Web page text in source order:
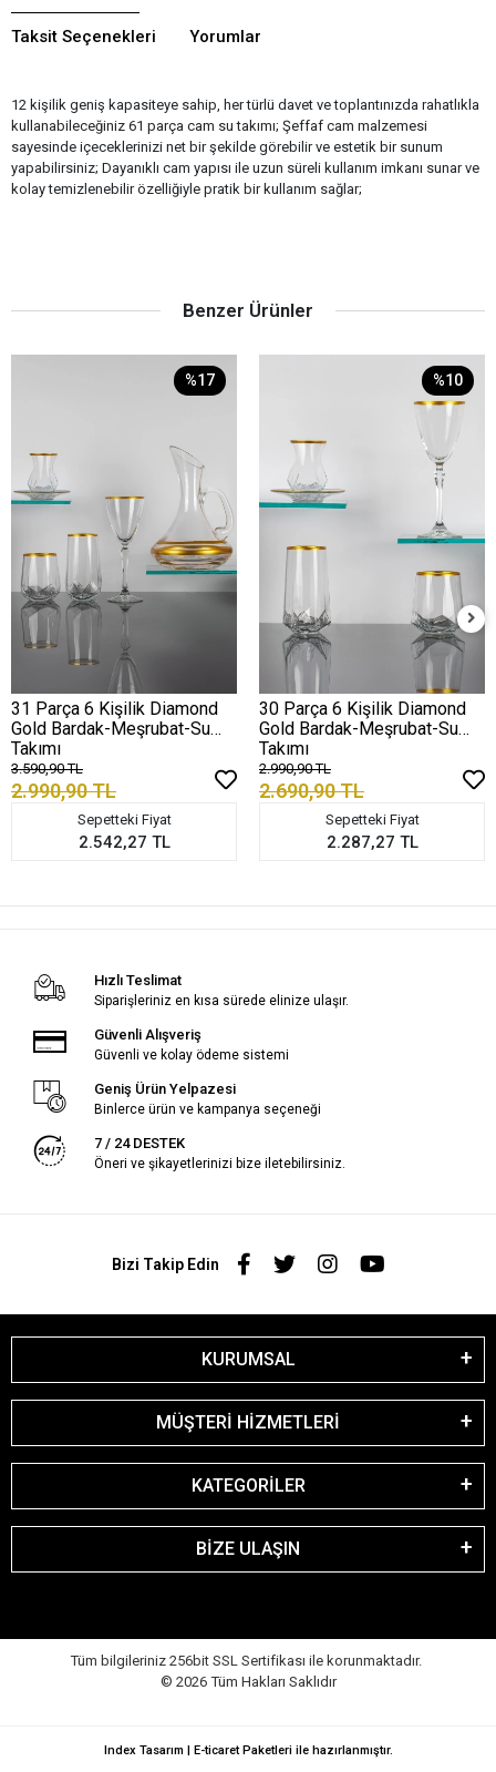
Taksit Seçenekleri Yorumlar
12 kişilik geniş kapasiteye sahip, her türlü davet ve toplantınızda rahatlıkla
kullanabileceğiniz 61 parça cam su takımı; Şeffaf cam malzemesi
sayesinde içeceklerinizi net bir şekilde görebilir ve estetik bir sunum
yapabilirsiniz; Dayanıklı cam yapısı ile uzun süreli kullanım imkanı sunar ve
kolay temizlenebilir özelliğiyle pratik bir kullanım sağlar;
Benzer Ürünler
%17
31 Parça 6 Kişilik Diamond
Gold Bardak-Meşrubat-Su
Takımı
3.590,90 TL
2.990,90 TL
Sepetteki Fiyat
2.542,27 TL
%10
30 Parça 6 Kişilik Diamond
Gold Bardak-Meşrubat-Su
Takımı
2.990,90 TL
2.690,90 TL
Sepetteki Fiyat
2.287,27 TL
Hızlı Teslimat
Siparişleriniz en kısa sürede elinize ulaşır.
Güvenli Alışveriş
Güvenli ve kolay ödeme sistemi
Geniş Ürün Yelpazesi
Binlerce ürün ve kampanya seçeneği
7 / 24 DESTEK
Öneri ve şikayetlerinizi bize iletebilirsiniz.
Bizi Takip Edin
KURUMSAL
MÜŞTERİ HİZMETLERİ
KATEGORİLER
BİZE ULAŞIN
Tüm bilgileriniz 256bit SSL Sertifikası ile korunmaktadır.
© 2026 Tüm Hakları Saklıdır
Index Tasarım | E-ticaret Paketleri ile hazırlanmıştır.